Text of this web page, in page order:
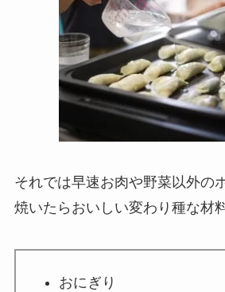
それでは早速お肉や野菜以外の
焼いたらおいしい変わり種な材
おにぎり